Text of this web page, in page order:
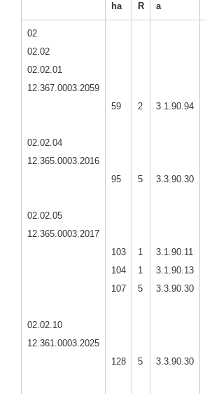
ha
R
a
02
02.02
02.02.01
12.367.0003.2059
02.02.04
12.365.0003.2016
02.02.05
12.365.0003.2017
02.02.10
12.361.0003.2025
59
95
103
104
107
128
2
5
1
1
5
5
3.1.90.94
3.3.90.30
3.1.90.11
3.1.90.13
3.3.90.30
3.3.90.30